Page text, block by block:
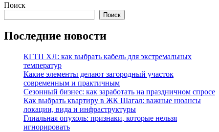
Поиск
Поиск
Последние новости
КГТП ХЛ: как выбрать кабель для экстремальных
температур
Какие элементы делают загородный участок
современным и практичным
Сезонный бизнес: как заработать на праздничном спросе
Как выбрать квартиру в ЖК Шагал: важные нюансы
локации, вида и инфраструктуры
Глиальная опухоль: признаки, которые нельзя
игнорировать